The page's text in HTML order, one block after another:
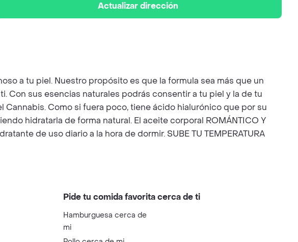
Actualizar dirección
a tu piel. Nuestro propósito es que la formula sea más que un
Con sus esencias naturales podrás consentir a tu piel y la de tu
Como si fuera poco, tiene ácido hialurónico que por su
hidratarla de forma natural. El aceite corporal ROMÁNTICO Y
de uso diario a la hora de dormir. SUBE TU TEMPERATURA
Pide tu comida favorita cerca de ti
Hamburguesa cerca de
mi